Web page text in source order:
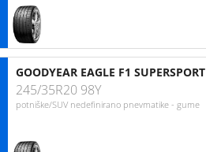
GOODYEAR EAGLE F1 SUPERSPORT
245/35R20 98Y
potniške/SUV nedefinirano pnevmatike - gume